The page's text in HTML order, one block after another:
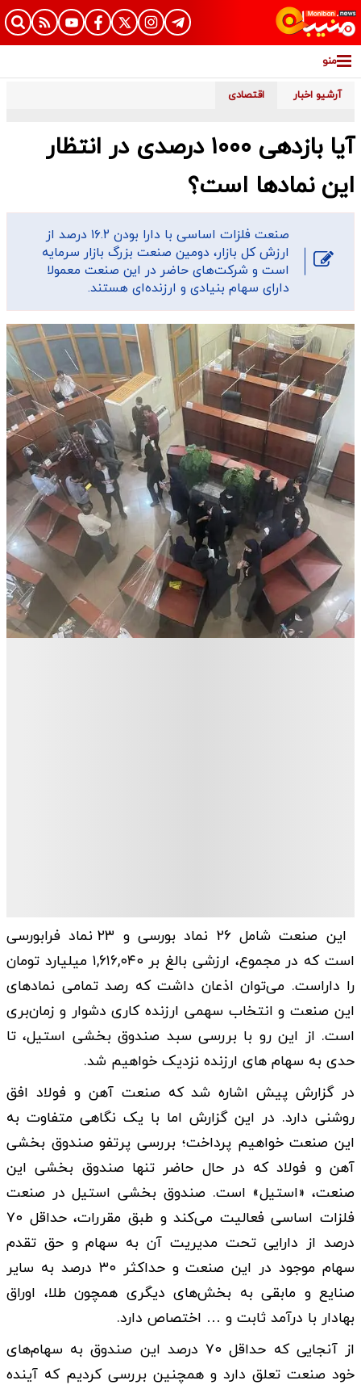
منو
آرشیو اخبار اقتصادی
آیا بازدهی ۱۰۰۰ درصدی در انتظار
این نمادها است؟
​صنعت فلزات اساسی با دارا بودن ۱۶.۲ درصد از
ارزش کل بازار، دومین صنعت بزرگ بازار سرمایه
است و شرکت‌های حاضر در این صنعت معمولا
دارای سهام بنیادی و ارزنده‌ای هستند.
این صنعت شامل ۲۶ نماد بورسی و ۲۳ نماد فرابورسی
است که در مجموع، ارزشی بالغ بر ۱,۶۱۶,۰۴۰ میلیارد تومان
را داراست. می‌توان اذعان داشت که رصد تمامی نمادهای
این صنعت و انتخاب سهمی ارزنده کاری دشوار و زمان‌بری
است. از این رو با بررسی سبد صندوق بخشی استیل، تا
حدی به سهام های ارزنده نزدیک خواهیم شد.
در گزارش پیش اشاره شد که صنعت آهن و فولاد افق
روشنی دارد. در این گزارش اما با یک نگاهی متفاوت به
این صنعت خواهیم پرداخت؛ بررسی پرتفو صندوق بخشی
آهن و فولاد که در حال حاضر تنها صندوق بخشی این
صنعت، «استیل» است. صندوق بخشی استیل در صنعت
فلزات اساسی فعالیت می‌کند و طبق مقررات، حداقل ۷۰
درصد از دارایی تحت مدیریت آن به سهام و حق تقدم
سهام موجود در این صنعت و حداکثر ۳۰ درصد به سایر
صنایع و مابقی به بخش‌های دیگری همچون طلا، اوراق
بهادار با درآمد ثابت و … اختصاص دارد.
از آنجایی که حداقل ۷۰ درصد این صندوق به سهام‌های
خود صنعت تعلق دارد و همچنین بررسی کردیم که آینده